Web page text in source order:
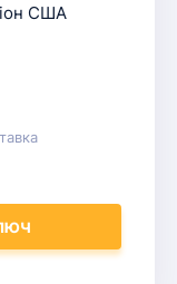
США